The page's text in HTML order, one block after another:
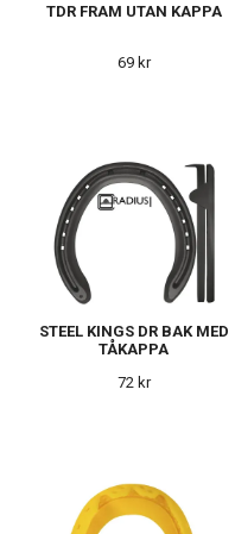
TDR FRAM UTAN KAPPA
69 kr
STEEL KINGS DR BAK MED
TÅKAPPA
72 kr